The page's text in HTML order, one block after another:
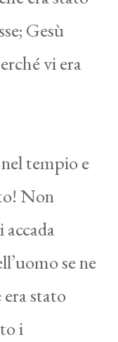
Gesù
vi era
tempio e
Non
se ne
stato
i